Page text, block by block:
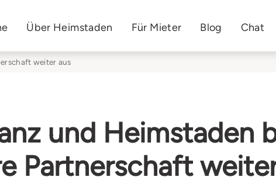
Über Heimstaden Für Mieter Blog Chat
weiter aus
und Heimstaden
Partnerschaft